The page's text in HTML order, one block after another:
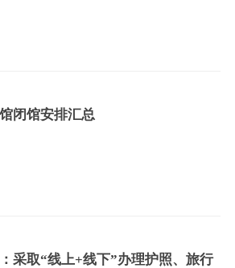
闭馆安排汇总
采取“线上+线下”办理护照、旅行